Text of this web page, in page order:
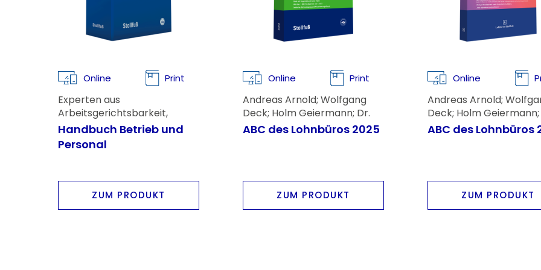
Online Print
Experten aus
Arbeitsgerichtsbarkeit,
Arbeitsverwaltung,
Wissenschaft und Lehre,
Bundesministerien sowie
Sozialversicherungswesen
Handbuch Betrieb und
Personal
ZUM PRODUKT
Online Print
Andreas Arnold; Wolfgang
Deck; Holm Geiermann; Dr.
Andreas Imping; Rainer Voss;
ABC des Lohnbüros 2025
ZUM PRODUKT
Online
Andreas Arnold;
Deck; Holm Geiermann;
Andreas Imping; Rainer
ABC des Lohnbüros
ZUM PRODUKT